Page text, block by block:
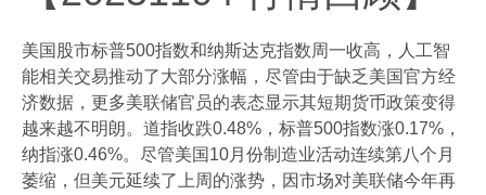
美国股市标普500指数和纳斯达克指数周一收高，人工智
能相关交易推动了大部分涨幅，尽管由于缺乏美国官方经
济数据，更多美联储官员的表态显示其短期货币政策变得
越来越不明朗。道指收跌0.48%，标普500指数涨0.17%，
纳指涨0.46%。尽管美国10月份制造业活动连续第八个月
萎缩，但美元延续了上周的涨势，因市场对美联储今年再